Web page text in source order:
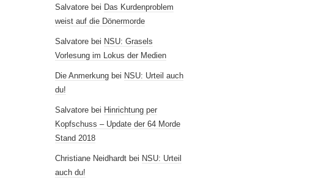
Salvatore bei Das Kurdenproblem
weist auf die Dönermorde
Salvatore bei NSU: Grasels
Vorlesung im Lokus der Medien
Die Anmerkung bei NSU: Urteil auch
du!
Salvatore bei Hinrichtung per
Kopfschuss – Update der 64 Morde
Stand 2018
Christiane Neidhardt bei NSU: Urteil
auch du!